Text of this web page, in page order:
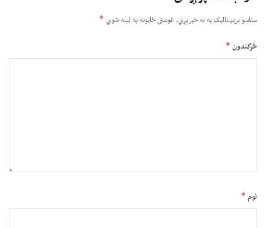
ستاسو برېښناليک به نه خپريږي.غوښتى ځایونه په نښه شوي *
څرگندون*
نوم*